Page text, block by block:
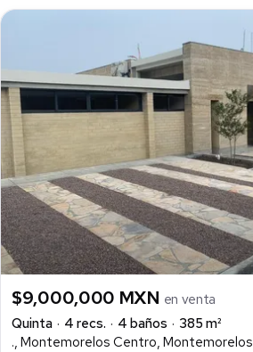
$9,000,000 MXN en venta
Quinta
4 recs. 4 baños
385 m²
., Montemorelos Centro, Montemorelos